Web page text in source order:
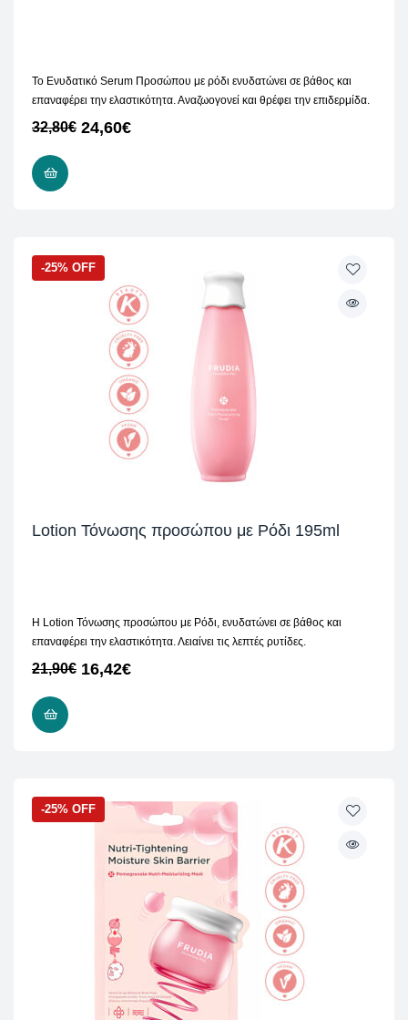
Το Ενυδατικό Serum Προσώπου με ρόδι ενυδατώνει σε βάθος και
επαναφέρει την ελαστικότητα. Αναζωογονεί και θρέφει την επιδερμίδα.
32,80€ 24,60€
-25% OFF
Lotion Τόνωσης προσώπου με Ρόδι 195ml
H Lotion Τόνωσης προσώπου με Ρόδι, ενυδατώνει σε βάθος και
επαναφέρει την ελαστικότητα. Λειαίνει τις λεπτές ρυτίδες.
21,90€ 16,42€
-25% OFF